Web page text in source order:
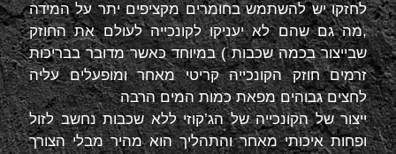
לחזקו יש להשתמש בחומרים מקציפים יתר על המידה
,מה גם שהם לא יעניקו לקונכייה לעולם את החוזק
שבייצור בכמה שכבות ) במיוחד כאשר מדובר בבריכות
זרמים חוזק הקונכייה קריטי מאחר ומופעלים עליה
לחצים גבוהים מפאת כמות המים הרבה
ייצור של הקונכייה של הג’קוזי ללא שכבות נחשב לזול
ופחות איכותי מאחר והתהליך הוא מהיר מבלי הצורך